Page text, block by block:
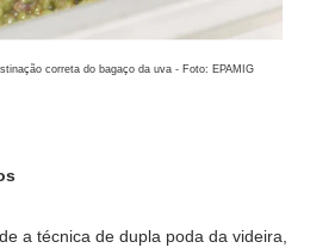
correta do bagaço da uva - Foto: EPAMIG
a técnica de dupla poda da videira,